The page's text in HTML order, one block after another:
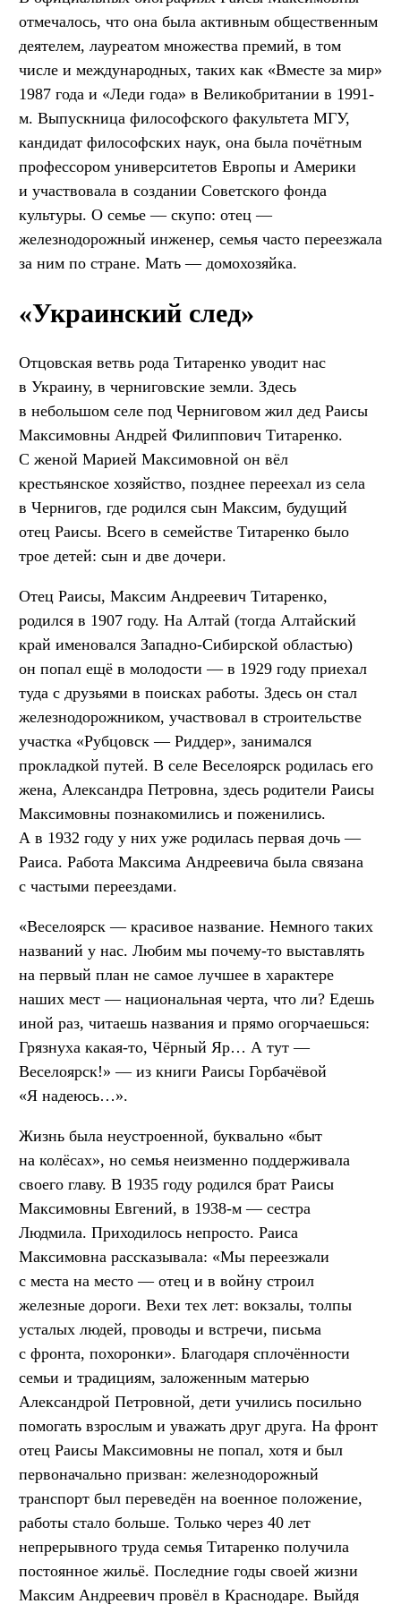
отмечалось, что она была активным общественным
деятелем, лауреатом множества премий, в том
числе и международных, таких как «Вместе за мир»
1987 года и «Леди года» в Великобритании в 1991-
м. Выпускница философского факультета МГУ,
кандидат философских наук, она была почётным
профессором университетов Европы и Америки
и участвовала в создании Советского фонда
культуры. О семье — скупо: отец —
железнодорожный инженер, семья часто переезжала
за ним по стране. Мать — домохозяйка.
«Украинский след»
Отцовская ветвь рода Титаренко уводит нас
в Украину, в черниговские земли. Здесь
в небольшом селе под Черниговом жил дед Раисы
Максимовны Андрей Филиппович Титаренко.
С женой Марией Максимовной он вёл
крестьянское хозяйство, позднее переехал из села
в Чернигов, где родился сын Максим, будущий
отец Раисы. Всего в семействе Титаренко было
трое детей: сын и две дочери.
Отец Раисы, Максим Андреевич Титаренко,
родился в 1907 году. На Алтай (тогда Алтайский
край именовался Западно-Сибирской областью)
он попал ещё в молодости — в 1929 году приехал
туда с друзьями в поисках работы. Здесь он стал
железнодорожником, участвовал в строительстве
участка «Рубцовск — Риддер», занимался
прокладкой путей. В селе Веселоярск родилась его
жена, Александра Петровна, здесь родители Раисы
Максимовны познакомились и поженились.
А в 1932 году у них уже родилась первая дочь —
Раиса. Работа Максима Андреевича была связана
с частыми переездами.
«Веселоярск — красивое название. Немного таких
названий у нас. Любим мы почему-то выставлять
на первый план не самое лучшее в характере
наших мест — национальная черта, что ли? Едешь
иной раз, читаешь названия и прямо огорчаешься:
Грязнуха какая-то, Чёрный Яр… А тут —
Веселоярск!» — из книги Раисы Горбачёвой
«Я надеюсь…».
Жизнь была неустроенной, буквально «быт
на колёсах», но семья неизменно поддерживала
своего главу. В 1935 году родился брат Раисы
Максимовны Евгений, в 1938-м — сестра
Людмила. Приходилось непросто. Раиса
Максимовна рассказывала: «Мы переезжали
с места на место — отец и в войну строил
железные дороги. Вехи тех лет: вокзалы, толпы
усталых людей, проводы и встречи, письма
с фронта, похоронки». Благодаря сплочённости
семьи и традициям, заложенным матерью
Александрой Петровной, дети учились посильно
помогать взрослым и уважать друг друга. На фронт
отец Раисы Максимовны не попал, хотя и был
первоначально призван: железнодорожный
транспорт был переведён на военное положение,
работы стало больше. Только через 40 лет
непрерывного труда семья Титаренко получила
постоянное жильё. Последние годы своей жизни
Максим Андреевич провёл в Краснодаре. Выйдя